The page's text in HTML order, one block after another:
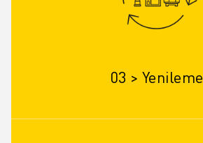
03 > Yenileme